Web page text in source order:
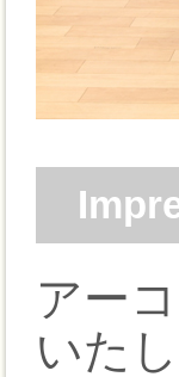
アー
いた